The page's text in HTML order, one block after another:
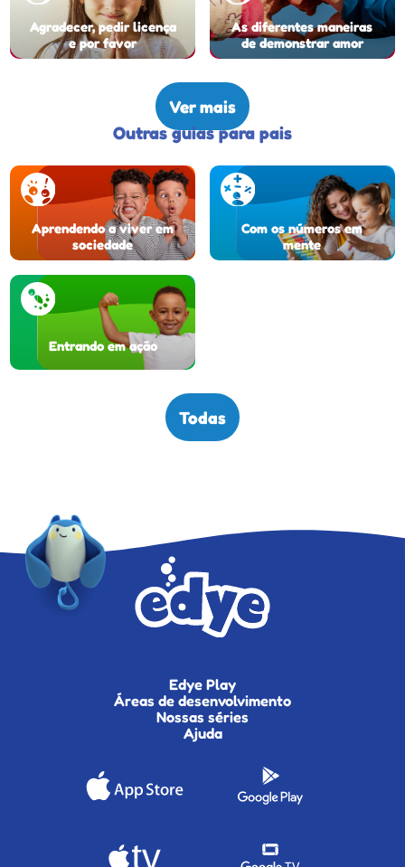
Agradecer, pedir licença
e por favor
As diferentes maneiras
de demonstrar amor
Ver mais
Outras guias para pais
Aprendendo a viver em
sociedade
Com os números em
mente
Entrando em ação
Todas
Edye Play
Áreas de desenvolvimento
Nossas séries
Ajuda